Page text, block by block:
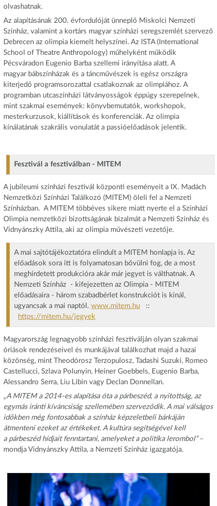
olvashatnak.
Az alapításának 200. évfordulóját ünneplő Miskolci Nemzeti
Színház, valamint a kortárs magyar színházi seregszemlét szervező
Debrecen az olimpia kiemelt helyszínei. Az ISTA (International
School of Theatre Anthropology) műhelyként működik
Pécsváradon Eugenio Barba szellemi irányítása alatt. A
magyar bábszínházak és a táncművészek is egész országra
kiterjedő programsorozattal csatlakoznak az olimpiához. A
programban utcaszínházi látványosságok éppúgy szerepelnek,
mint szakmai események: könyvbemutatók, workshopok,
mesterkurzusok, kiállítások és konferenciák. Az olimpia
kínálatának szakrális vonulatát a passióelőadások jelentik.
Fesztivál a fesztiválban - MITEM
A jubileumi színházi fesztivál központi eseményeit a IX. Madách
Nemzetközi Színházi Találkozó (MITEM) öleli fel a Nemzeti
Színházban. A MITEM többéves sikere miatt nyerte el a Színházi
Olimpia nemzetközi bizottságának bizalmát a Nemzeti Színház és
Vidnyánszky Attila, aki az olimpia művészeti vezetője.
A mai sajtótájékoztatóra elindult a MITEM honlapja is. Az
előadások sora itt is folyamatosan bővülni fog, de a most
meghírdetett produkcióra akár már jegyet is válthatnak. A
Nemzeti Színház - kifejezetten az Olimpia - MITEM
előadásaira - három szabadbérlet konstrukciót is kinál,
ugyancsak a mai naptól. www.mitem.hu::
https://mitem.hu/jegyek
Magyarország legnagyobb színházi fesztiválján olyan szakmai
óriások rendezéseivel és munkájával találkozhat majd a hazai
közönség, mint Theodórosz Terzopulosz, Tadashi Suzuki, Romeo
Castellucci, Szlava Polunyin, Heiner Goebbels, Eugenio Barba,
Alessandro Serra, Liu Libin vagy Declan Donnellan.
„A MITEM a 2014-es alapítása óta a párbeszéd, a nyitottság, az
egymás iránti kíváncsiság szellemében szerveződik. A mai válságos
időkben még fontosabbak a színház képzeletbeli bárkáján
átmenteni ezeket az értékeket. A kultúra segítségével kell
a párbeszéd hídjait fenntartani, amelyeket a politika lerombol” –
mondja Vidnyánszky Attila, a Nemzeti Színház igazgatója.